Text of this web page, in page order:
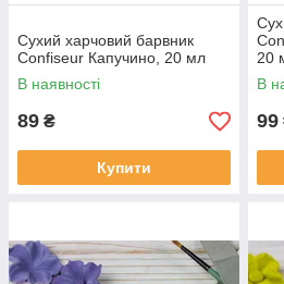
Сухий харчовий барвник
Confiseur Капучино, 20 мл
В наявності
89 ₴
Купити
20
В
99